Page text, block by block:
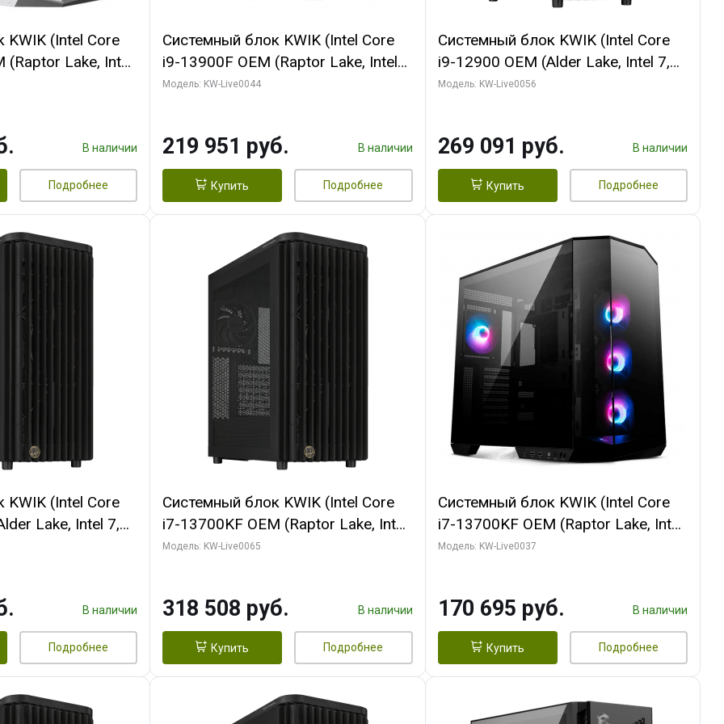
KWIK (Intel Core
(Raptor Lake, Intel
32 ГБ ОЗУ (2
В наличии
Подробнее
Системный блок KWIK (Intel Core
i9-13900F OEM (Raptor Lake, Intel
7, Efficient-co/ 32 ГБ ОЗУ (2
HD/ 512 ГБ SSD)
Модель: KW-Live0044
219 951 руб. В наличии
Купить Подробнее
Системный блок KWIK (Intel Core
i9-12900 OEM (Alder Lake, Intel 7,
C16 8EC/8PC/T2/ 64 ГБ ОЗУ (2
ТБ SSD)
Модель: KW-Live0056
269 091 руб. В наличии
Купить Подробнее
KWIK (Intel Core
Lake, Intel 7,
64 ГБ ОЗУ (2
В наличии
Подробнее
Системный блок KWIK (Intel Core
i7-13700KF OEM (Raptor Lake, Intel
7, C16 8EC/8PC/ 64 ГБ ОЗУ (2
2/ 1 ТБ SSD)
Модель: KW-Live0065
318 508 руб. В наличии
Купить Подробнее
Системный блок KWIK (Intel Core
i7-13700KF OEM (Raptor Lake, Intel
7, C16 8EC/8PC/ 32 ГБ ОЗУ (2
HDMI/ 1 ТБ SSD)
Модель: KW-Live0037
170 695 руб. В наличии
Купить Подробнее